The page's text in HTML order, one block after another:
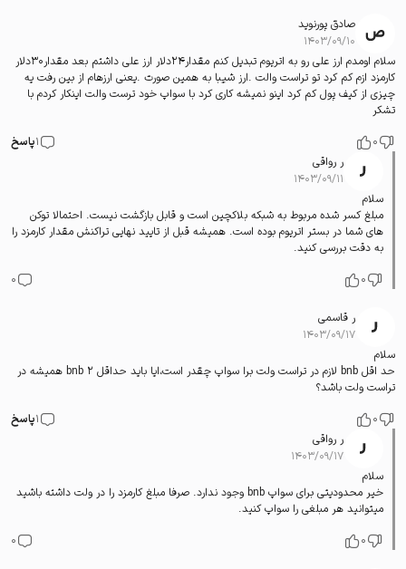
صادق پورنوید
۱۴۰۳/۰۹/۱۰
سلام اومدم ارز علی رو به اتریوم تبدیل کنم مقدار۲۴دلار ارز علی داشتم بعد مقدار۳۰دلار
کارمزد ازم کم کرد تو تراست والت .ارز شیبا به همین صورت .یعنی ارزهام از بین رفت یه
چیزی از کیف پول کم کرد اینو نمیشه کاری کرد با سواپ خود ترست والت اینکار کردم با
تشکر
0
1پاسخ
ر رواقی
۱۴۰۳/۰۹/۱۱
سلام
مبلغ کسر شده مربوط به شبکه بلاکچین است و قابل بازگشت نیست. احتمالا توکن
های شما در بستر اتریوم بوده است. همیشه قبل از تایید نهایی تراکنش مقدار کارمزد را
به دقت بررسی کنید.
0
0
ر قاسمی
۱۴۰۳/۰۹/۱۷
سلام
حد اقل bnb لازم در تراست ولت برا سواپ چقدر است،ایا باید حداقل ۲ bnb همیشه در
تراست ولت باشد؟
0
1پاسخ
ر رواقی
۱۴۰۳/۰۹/۱۷
سلام
خیر محدودیتی برای سواپ bnb وجود ندارد. صرفا مبلغ کارمزد را در ولت داشته باشید
میتوانید هر مبلغی را سواپ کنید.
0
0